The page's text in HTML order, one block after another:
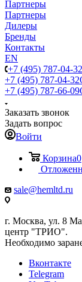
Партнеры
Партнеры
Дилеры
Бренды
Контакты
EN
+7 (495) 787-04-32
+7 (495) 787-04-32
+7 (495) 787-66-09
Заказать звонок
Задать вопрос
Войти
Корзина0
sale@hemltd.ru
г. Москва, ул. 8
центр "ТРИО".
Необходимо
Вконтакте
Telegram